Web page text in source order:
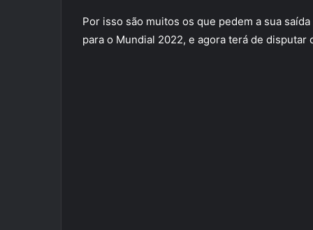
Por isso são muitos os que pedem a sua
para o Mundial 2022, e agora terá de disputar